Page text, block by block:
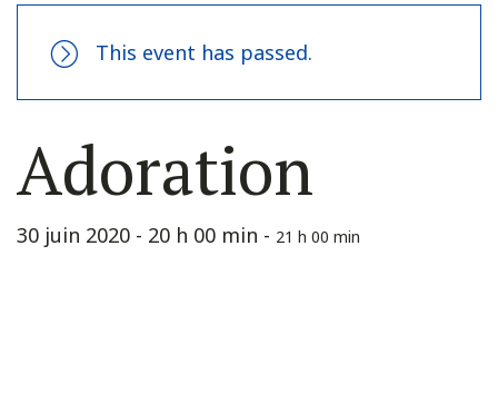
This event has passed.
Adoration
30 juin 2020 - 20 h 00 min - 21 h 00 min